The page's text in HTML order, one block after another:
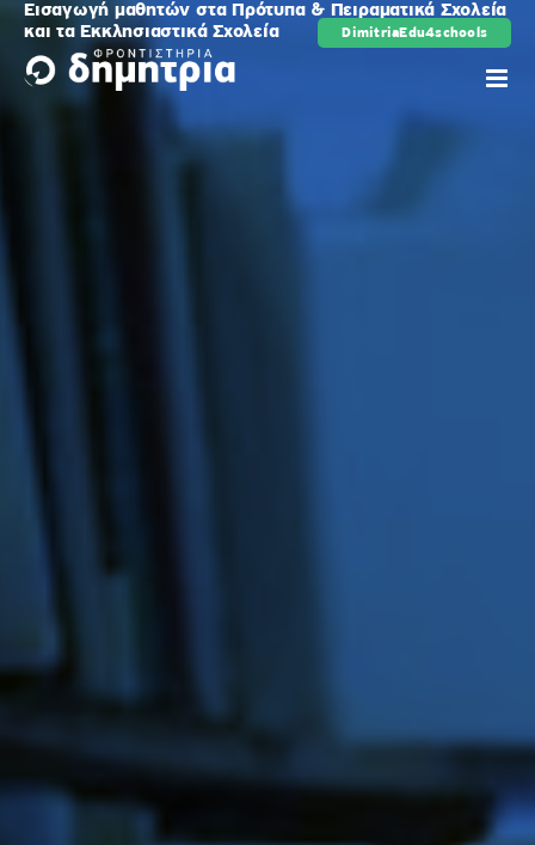
Μετάβαση
περιεχόμενο
DimitriaEdu4schools
Εισαγωγή μαθητών στα Πρότυπα & Πειραματικά Σχολεία
και τα Εκκλησιαστικά Σχολεία